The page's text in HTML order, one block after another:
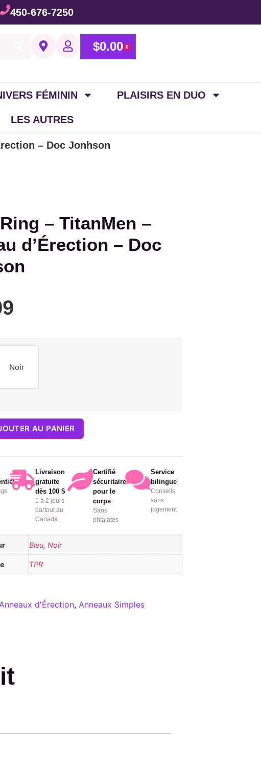
450-676-7250
$0.00 0
FÉMININ PLAISIRS EN DUO
LES AUTRES
– Doc Jonhson
– TitanMen –
d’Érection – Doc
Noir
AU PANIER
Livraison
gratuite
dès 100 $
1 à 2 jours
partout au
Canada
Certifié
sécuritaire
pour le
corps
Sans
phtalates
Service
bilingue
Conseils
sans
jugement
Bleu, Noir
TPR
d'Érection, Anneaux Simples